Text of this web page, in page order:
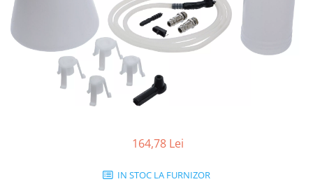
164,78 Lei
IN STOC LA FURNIZOR